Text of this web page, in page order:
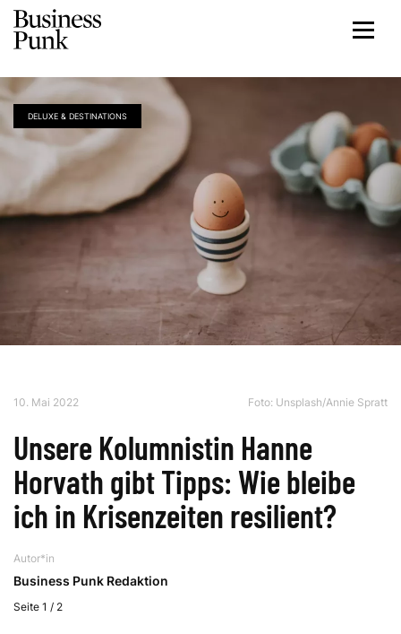
DELUXE & DESTINATIONS
10. Mai 2022 Foto: Unsplash/Annie Spratt
Unsere Kolumnistin Hanne
Horvath gibt Tipps: Wie bleibe
ich in Krisenzeiten resilient?
Autor*in
Business Punk Redaktion
Seite 1 / 2